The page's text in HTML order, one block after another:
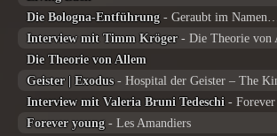
Die Bologna-Entführung
Interview mit Timm Kröger- Die Theorie von
Die Theorie von Allem
Geister | Exodus- Hospital der Geister – The
Interview mit Valeria Bruni Tedeschi -
Forever young - Les Amandiers